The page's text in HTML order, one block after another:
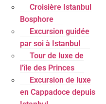
Croisière Istanbul
Bosphore
Excursion guidée
par soi à Istanbul
Tour de luxe de
l'île des Princes
Excursion de luxe
en Cappadoce depuis